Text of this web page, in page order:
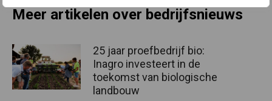
Meer artikelen over bedrijfsnieuws
25 jaar proefbedrijf bio:
Inagro investeert in de
toekomst van biologische
landbouw